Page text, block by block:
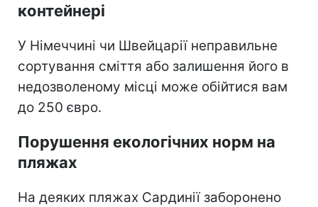
контейнері
У Німеччині чи Швейцарії неправильне
сортування сміття або залишення його в
недозволеному місці може обійтися вам
до 250 євро.
Порушення екологічних норм на
пляжах
На деяких пляжах Сардинії заборонено